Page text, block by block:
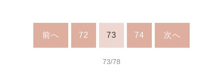
前へ 72 73 74 次へ
73/78